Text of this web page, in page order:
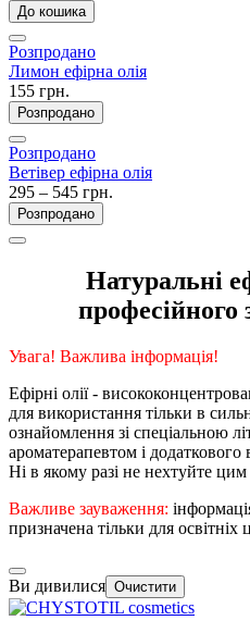
До кошика
Розпродано
Лимон ефірна олія
155 грн.
Розпродано
Розпродано
Ветівер ефірна олія
295 – 545 грн.
Розпродано
Натуральні
професійного
Увага! Важлива інформація!
Ефірні олії -
для використання тільки в
ознайомлення зі спеціальною
ароматерапевтом і додаткового
Ні в якому разі не нехтуйте цим
Важливе зауваження:
призначена тільки для освітніх
Ви дивилися Очистити